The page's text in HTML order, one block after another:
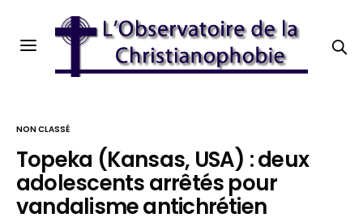
NON CLASSÉ
Topeka (Kansas, USA) : deux
adolescents arrêtés pour
vandalisme antichrétien